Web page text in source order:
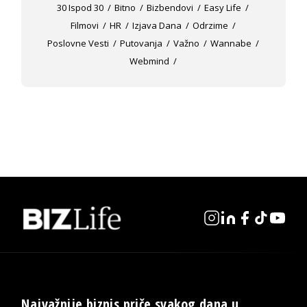
30 Ispod 30 Bitno Bizbendovi
Easy Life
Filmovi
HR Izjava Dana
Odrzime
Poslovne Vesti
Putovanja Važno
Wannabe
Webmind